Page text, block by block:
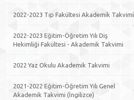
2022-2023 Tıp Fakültesi Akademik Takvimi
2022-2023 Eğitim-Öğretim Yılı Diş
Hekimliği Fakültesi - Akademik Takvimi
2022 Yaz Okulu Akademik Takvimi
2021-2022 Eğitim-Öğretim Yılı Genel
Akademik Takvimi (İngilizce)